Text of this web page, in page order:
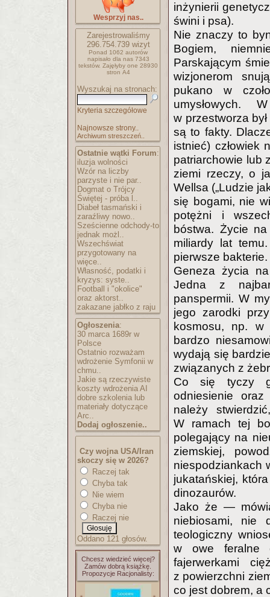
Wesprzyj nas..
Zarejestrowaliśmy
296.754.739wizyt
Ponad 1062 autorów
napisało dla nas 7343
tekstów. Zajęłyby one 28930
stron A4
Wyszukaj na stronach:
Kryteria szczegółowe
Najnowsze strony..
Archiwum streszczeń..
Ostatnie wątki Forum:
iluzja wolności
Wzór na liczby
parzyste i nie par..
Dogmat o Trójcy
Świętej - próba l..
Diabeł tasmański i
zaraźliwy nowo..
Sześcienne odchody-to
jednak możl..
Wszechświat
przygotowany na
więce..
Własność, podatki i
kryzys: syste..
Football i "okolice"
oraz aktorst..
zakazane jabłko z raju
Ogłoszenia:
30 marca 1689r w
Polsce
Ostatnio rozważam
wdrożenie Symfonii w
chmu..
Jakie są rzeczywiste
koszty wdrożenia AI
dobre szkolenia lub
materiały dotyczące
Arc..
Dodaj ogłoszenie..
Czy wojna USA/Iran
skoczy się w 2026?
Raczej tak
Chyba tak
Nie wiem
Chyba nie
Raczej nie
Oddano 121 głosów.
Chcesz wiedzieć więcej?
Zamów dobrą książkę.
Propozycje Racjonalisty:
inżynierii
świni i psa).
Nie znaczy to
Bogiem,
Parskającym
wizjonerom
pukano w
umysłowych.
w przestworza
są to fakty.
istnieć) człowiek
patriarchowie lub
ziemi rzeczy, o
Wellsa („Ludzie
się bogami, nie
potężni i
bóstwa. Życie
miliardy lat
pierwsze bakterie.
Geneza życia
Jedna z
panspermii. W
jego zarodki
kosmosu, np. w
bardzo
wydają się
związanych z
Co się tyczy
odniesienie
należy
W ramach tej
polegający na
ziemskiej,
niespodziankach
jukatańskiej,
dinozaurów.
Jako że —
niebiosami, nie
teologiczny
w owe feralne
fajerwerkami
z powierzchni
co jest dobrem, a